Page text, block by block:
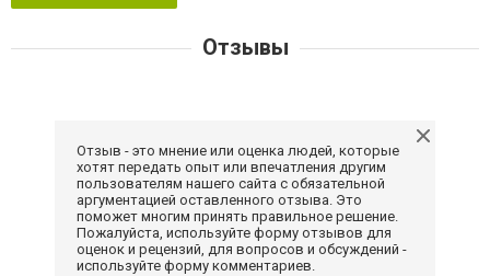
Отзывы
Отзыв - это мнение или оценка людей, которые
хотят передать опыт или впечатления другим
пользователям нашего сайта с обязательной
аргументацией оставленного отзыва. Это
поможет многим принять правильное решение.
Пожалуйста, используйте форму отзывов для
оценок и рецензий, для вопросов и обсуждений -
используйте форму комментариев.